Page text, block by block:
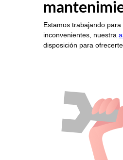
Estamos trabajando
inconvenientes, nuestra
disposición para